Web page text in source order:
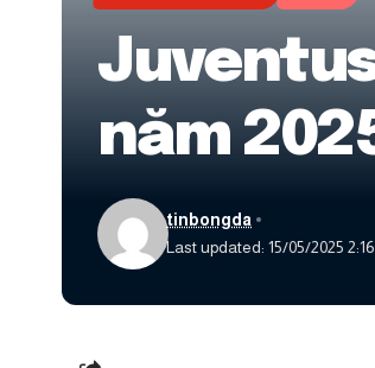
năm
Last updated: 15/05/2025
tinbongda